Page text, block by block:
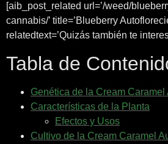
[aib_post_related url=’/weed/
cannabis/’ title=’Blueberry
relatedtext=’Quizás también te
Tabla de
Genética de la Cream Caramel
Características de la Planta
Efectos y Usos
Cultivo de la Cream Caramel